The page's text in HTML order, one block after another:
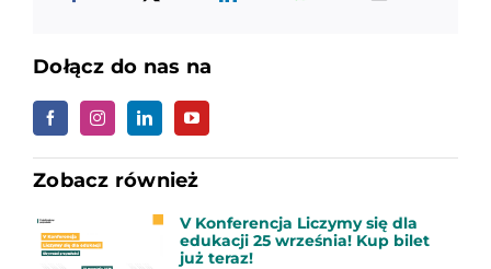
Dołącz do nas na
Zobacz również
V Konferencja Liczymy się dla
edukacji 25 września! Kup bilet
już teraz!